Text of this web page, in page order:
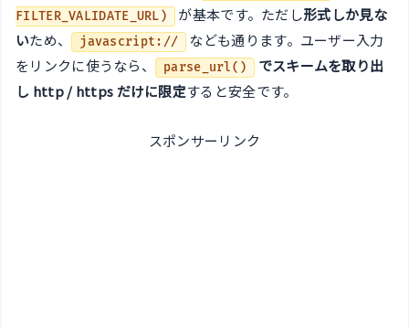
FILTER_VALIDATE_URL)
が基本です。ただし形式しか見な
いため、 javascript://
なども通ります。ユーザー入力
をリンクに使うなら、
parse_url()
でスキームを取り出
し http / https だけに限定すると安全です。
スポンサーリンク